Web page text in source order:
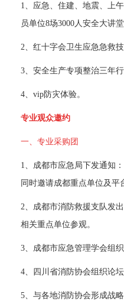
1、应急、住建、地震、上
员单位8场3000人安全大讲堂
2、红十字会卫生应急急救技
3、安全生产专项整治三年
4、vip防灾体验。
专业观众邀约
一、专业采购团
1、成都市应急局下发通知
同时邀请成都重点单位及平
2、成都市消防救援支队发
相关重点单位参观。
3、成都市应急管理学会组
4、四川省消防协会组织论
5、与各地消防协会形成战